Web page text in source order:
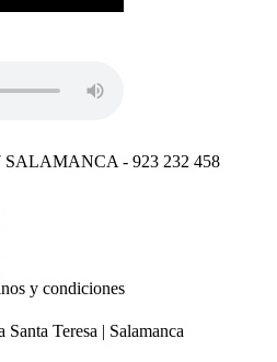
SALAMANCA - 923 232 458
y condiciones
Teresa | Salamanca